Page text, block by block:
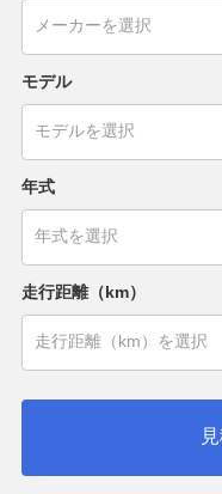
モデル
年式
走行距離（km）